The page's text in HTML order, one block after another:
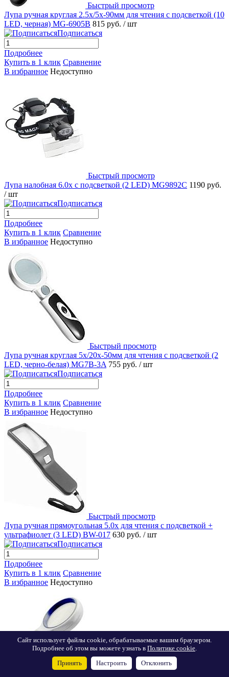
Быстрый просмотр
Лупа ручная круглая 2.5x/5х-90мм для чтения с подсветкой (10
LED, черная) MG-6905B 815 руб. / шт
Подписаться
Подробнее
Купить в 1 клик Сравнение
В избранное Недоступно
Быстрый просмотр
Лупа налобная 6.0x с подсветкой (2 LED) MG9892C 1190 руб.
/ шт
Подписаться
Подробнее
Купить в 1 клик Сравнение
В избранное Недоступно
Быстрый просмотр
Лупа ручная круглая 5х/20x-50мм для чтения с подсветкой (2
LED, черно-белая) MG7B-3A 755 руб. / шт
Подписаться
Подробнее
Купить в 1 клик Сравнение
В избранное Недоступно
Быстрый просмотр
Лупа ручная прямоугольная 5.0x для чтения с подсветкой +
ультрафиолет (3 LED) BW-017 630 руб. / шт
Подписаться
Подробнее
Купить в 1 клик Сравнение
В избранное Недоступно
Сайт использует файлы cookie, обрабатываемые вашим браузером.
Подробнее об этом вы можете узнать в Политике cookie.
Принять Настроить Отклонить